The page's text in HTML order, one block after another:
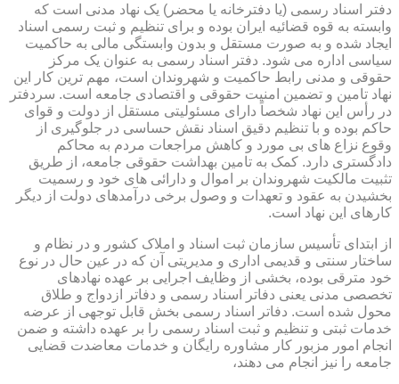
دفتر اسناد رسمی (یا دفترخانه یا محضر) یک نهاد مدنی است که
وابسته به قوه قضائیه ایران بوده و برای تنظیم و ثبت رسمی اسناد
ایجاد شده و به صورت مستقل و بدون وابستگی مالی به حاکمیت
سیاسی اداره می شود. دفتر اسناد رسمی به عنوان یک مرکز
حقوقی و مدنی رابط حاکمیت و شهروندان است، مهم ترین کار این
نهاد تامین و تضمین امنیت حقوقی و اقتصادی جامعه است. سردفتر
در رأس این نهاد شخصاً دارای مسئولیتی مستقل از دولت و قوای
حاکم بوده و با تنظیم دقیق اسناد نقش حساسی در جلوگیری از
وقوع نزاع های بی مورد و کاهش مراجعات مردم به محاکم
دادگستری دارد. کمک به تامین بهداشت حقوقی جامعه، از طریق
تثبیت مالکیت شهروندان بر اموال و دارائی های خود و رسمیت
بخشیدن به عقود و تعهدات و وصول برخی درآمدهای دولت از دیگر
کارهای این نهاد است.
از ابتدای تأسیس سازمان ثبت اسناد و املاک کشور و در نظام و
ساختار سنتی و قدیمی اداری و مدیریتی آن که در عین حال در نوع
خود مترقی بوده، بخشی از وظایف اجرایی بر عهده نهادهای
تخصصی مدنی یعنی دفاتر اسناد رسمی و دفاتر ازدواج و طلاق
محول شده است. دفاتر اسناد رسمی بخش قابل توجهی از عرضه
خدمات ثبتی و تنظیم و ثبت اسناد رسمی را بر عهده داشته و ضمن
انجام امور مزبور کار مشاوره رایگان و خدمات معاضدت قضایی
جامعه را نیز انجام می دهند،